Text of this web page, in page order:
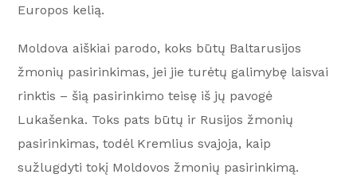
Europos kelią.
Moldova aiškiai parodo, koks būtų Baltarusijos
žmonių pasirinkimas, jei jie turėtų galimybę laisvai
rinktis – šią pasirinkimo teisę iš jų pavogė
Lukašenka. Toks pats būtų ir Rusijos žmonių
pasirinkimas, todėl Kremlius svajoja, kaip
sužlugdyti tokį Moldovos žmonių pasirinkimą.